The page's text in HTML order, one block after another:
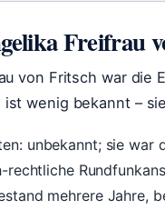
Freifrau
von Fritsch war die
wenig bekannt –
unbekannt; sie war
rechtliche
mehrere Jahre,